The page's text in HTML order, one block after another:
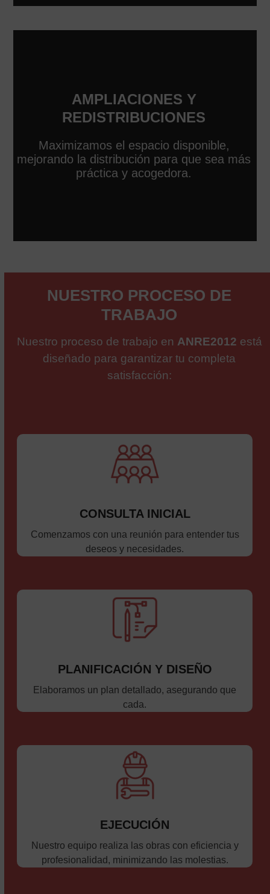
AMPLIACIONES Y
REDISTRIBUCIONES
Maximizamos el espacio disponible,
mejorando la distribución para que sea más
práctica y acogedora.
NUESTRO PROCESO DE
TRABAJO
Nuestro proceso de trabajo en ANRE2012 está
diseñado para garantizar tu completa
satisfacción:
CONSULTA INICIAL
Comenzamos con una reunión para entender tus
deseos y necesidades.
PLANIFICACIÓN Y DISEÑO
Elaboramos un plan detallado, asegurando que
cada.
EJECUCIÓN
Nuestro equipo realiza las obras con eficiencia y
profesionalidad, minimizando las molestias.